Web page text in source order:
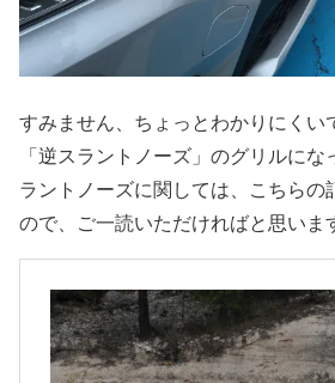
すみません、ちょっとわかりにくい
「逆スラントノーズ」のグリルに
ラントノーズに関しては、こちらの
ので、ご一読いただければと思いま